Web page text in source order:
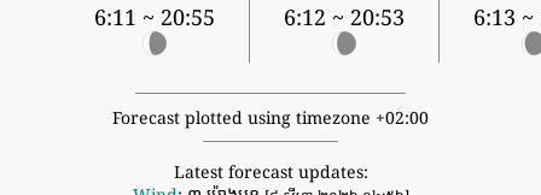
6:11 ~ 20:55 6:12 ~ 20:53 6:13 ~
Forecast plotted using timezone +02:00
Latest forecast updates: